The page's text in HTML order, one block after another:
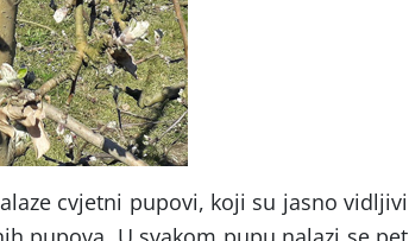
cvjetni pupovi, koji su jasno vidljivi